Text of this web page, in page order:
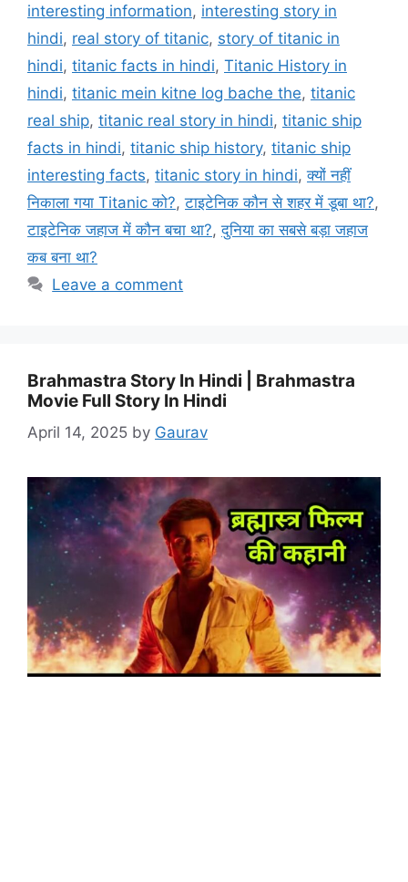
interesting information, interesting story in
hindi, real story of titanic, story of titanic in
hindi, titanic facts in hindi, Titanic History in
hindi, titanic mein kitne log bache the, titanic
real ship, titanic real story in hindi, titanic ship
facts in hindi, titanic ship history, titanic ship
interesting facts, titanic story in hindi,क्यों नहीं
निकाला गया Titanic को?,टाइटेनिक कौन से शहर में डूबा था?,
टाइटेनिक जहाज में कौन बचा था?,दुनिया का सबसे बड़ा जहाज
कब बना था?
Leave a comment
Brahmastra Story In Hindi | Brahmastra
Movie Full Story In Hindi
April 14, 2025 by Gaurav